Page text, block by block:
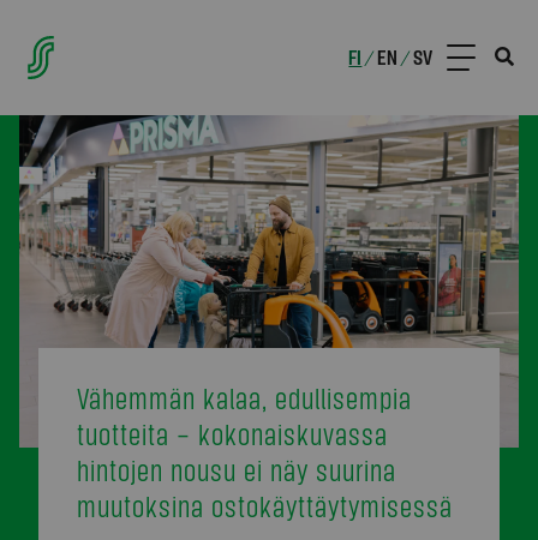
FI /EN /SV
Vähemmän kalaa, edullisempia
tuotteita – kokonaiskuvassa
hintojen nousu ei näy suurina
muutoksina ostokäyttäytymisessä